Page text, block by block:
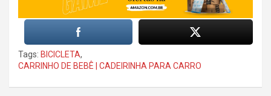
Tags: BICICLETA,
CARRINHO DE BEBÊ | CADEIRINHA PARA CARRO